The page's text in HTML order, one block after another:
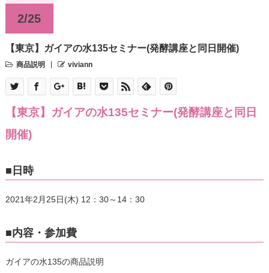
2/25
【東京】ガイアの水135セミナー(発酵講座と同日開催)
商品説明 viviann
【東京】ガイアの水135セミナー(発酵講座と同日
開催)
■日時
2021年2月25日(木) 12：30～14：30
■内容・参加費
ガイアの水135の商品説明